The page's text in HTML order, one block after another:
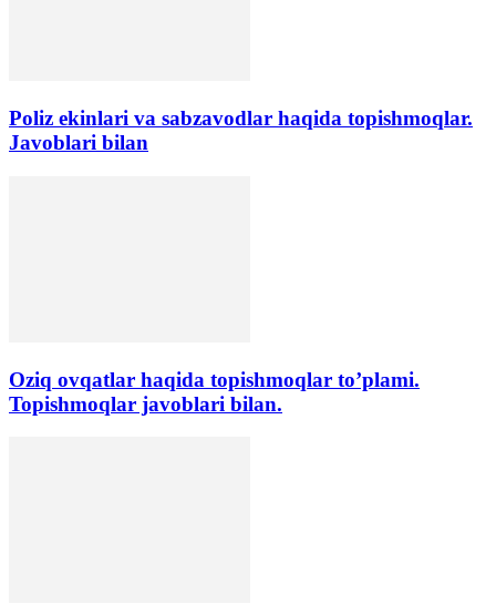
Poliz ekinlari va sabzavodlar haqida topishmoqlar.
Javoblari bilan
Oziq ovqatlar haqida topishmoqlar to’plami.
Topishmoqlar javoblari bilan.